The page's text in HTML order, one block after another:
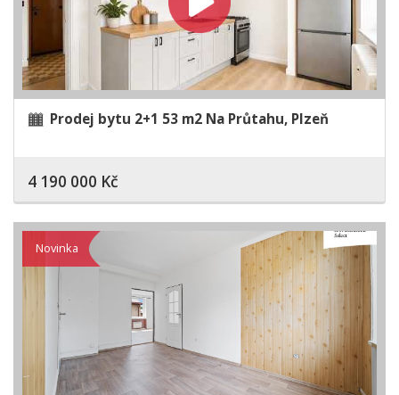
Prodej bytu 2+1 53 m2 Na Průtahu, Plzeň
4 190 000 Kč
Novinka